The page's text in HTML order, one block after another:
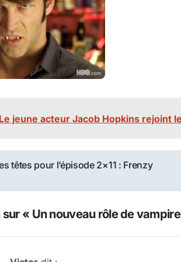
Le jeune acteur Jacob Hopkins rejoint
têtes pour l’épisode 2×11 : Frenzy
« Un nouveau rôle de